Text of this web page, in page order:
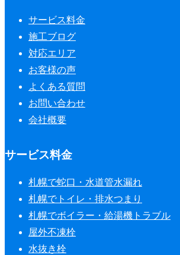
サービス料金
施工ブログ
対応エリア
お客様の声
よくある質問
お問い合わせ
会社概要
サービス料金
札幌で蛇口・水道管水漏れ
札幌でトイレ・排水つまり
札幌でボイラー・給湯機トラブル
屋外不凍栓
水抜き栓